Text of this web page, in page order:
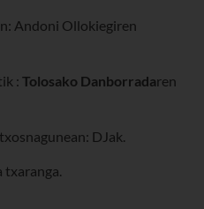
Andoni Ollokiegiren
: Tolosako Danborradaren
DJak.
txaranga.